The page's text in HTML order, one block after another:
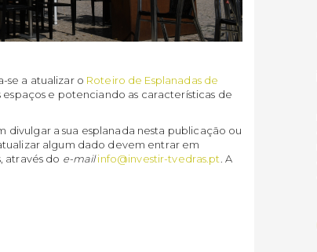
se a atualizar o Roteiro de Esplanadas de
e potenciando as características de
a sua esplanada nesta publicação ou
algum dado devem entrar em
através do e-mail info@investir-tvedras.pt . A